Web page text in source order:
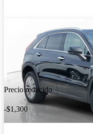
Precio reducido
-$1,300